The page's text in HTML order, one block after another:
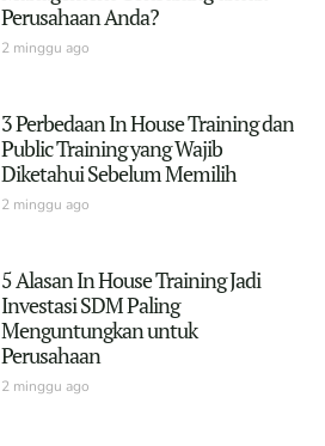
Perusahaan Anda?
2 minggu ago
3 Perbedaan In House Training dan
Public Training yang Wajib
Diketahui Sebelum Memilih
2 minggu ago
5 Alasan In House Training Jadi
Investasi SDM Paling
Menguntungkan untuk
Perusahaan
2 minggu ago